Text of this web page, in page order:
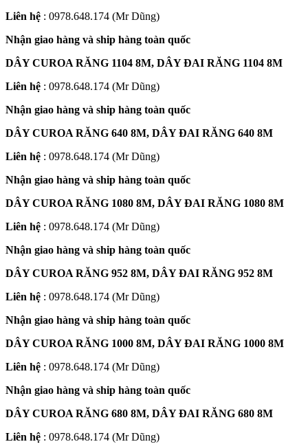
Liên hệ : 0978.648.174 (Mr Dũng)
Nhận giao hàng và ship hàng toàn quốc
DÂY CUROA RĂNG 1104 8M, DÂY ĐAI RĂNG 1104 8M
Liên hệ : 0978.648.174 (Mr Dũng)
Nhận giao hàng và ship hàng toàn quốc
DÂY CUROA RĂNG 640 8M, DÂY ĐAI RĂNG 640 8M
Liên hệ : 0978.648.174 (Mr Dũng)
Nhận giao hàng và ship hàng toàn quốc
DÂY CUROA RĂNG 1080 8M, DÂY ĐAI RĂNG 1080 8M
Liên hệ : 0978.648.174 (Mr Dũng)
Nhận giao hàng và ship hàng toàn quốc
DÂY CUROA RĂNG 952 8M, DÂY ĐAI RĂNG 952 8M
Liên hệ : 0978.648.174 (Mr Dũng)
Nhận giao hàng và ship hàng toàn quốc
DÂY CUROA RĂNG 1000 8M, DÂY ĐAI RĂNG 1000 8M
Liên hệ : 0978.648.174 (Mr Dũng)
Nhận giao hàng và ship hàng toàn quốc
DÂY CUROA RĂNG 680 8M, DÂY ĐAI RĂNG 680 8M
Liên hệ : 0978.648.174 (Mr Dũng)